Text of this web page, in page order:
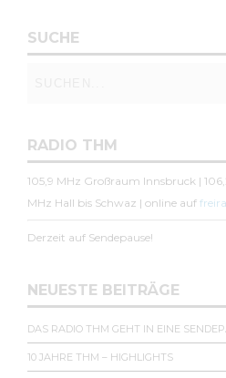
SUCHE
RADIO THM
105,9 MHz Großraum Innsbruck |
MHz Hall bis Schwaz | online auf
Derzeit auf Sendepause!
NEUESTE BEITRÄGE
DAS RADIO THM GEHT IN EINE
10 JAHRE THM – HIGHLIGHTS